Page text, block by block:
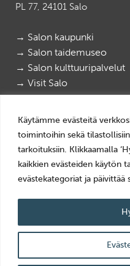
Käytämme evästeitä
toimintoihin sekä
tarkoituksiin. Klikkaamalla
kaikkien evästeiden käytön
evästekategoriat ja päivittää
PL 77, 24101 Salo
→ Salon kaupunki
→ Salon taidemuseo
→ Salon kulttuuripalvelut
→ Visit Salo
@salonpaikallismuseot
Tietosuoja
© 2025 Salon kaupunki